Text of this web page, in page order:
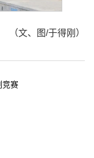
（文、图/于得刚）
竞赛